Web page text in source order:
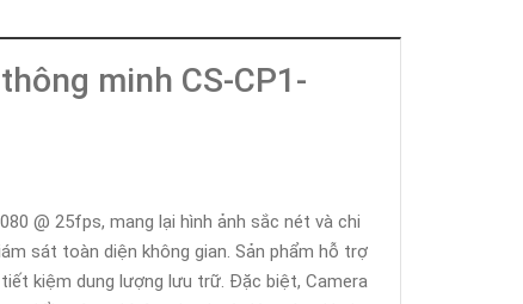
minh CS-CP1-
@ 25fps, mang lại hình ảnh sắc nét và chi
sát toàn diện không gian. Sản phẩm hỗ trợ
tiết kiệm dung lượng lưu trữ. Đặc biệt, Camera